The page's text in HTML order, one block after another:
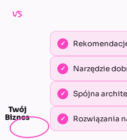
vs
Twój
Biznes
Narzędzie
Spójna
Rozwiązania